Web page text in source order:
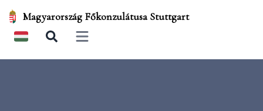
Magyarország Főkonzulátusa Stuttgart
Open main menu